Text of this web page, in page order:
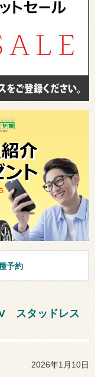
予約
スタッドレス
2026年1月10日